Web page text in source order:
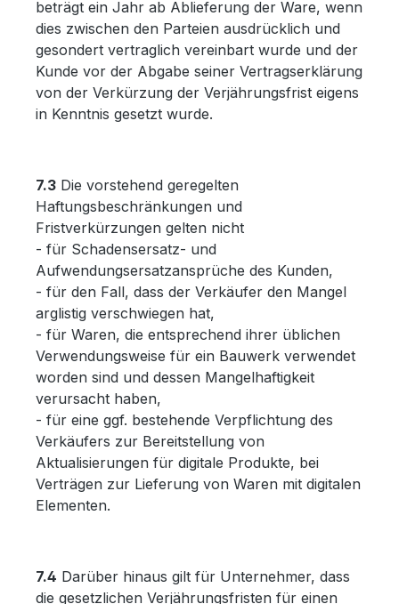
beträgt ein Jahr ab Ablieferung der Ware, wenn
dies zwischen den Parteien ausdrücklich und
gesondert vertraglich vereinbart wurde und der
Kunde vor der Abgabe seiner Vertragserklärung
von der Verkürzung der Verjährungsfrist eigens
in Kenntnis gesetzt wurde.
7.3 Die vorstehend geregelten
Haftungsbeschränkungen und
Fristverkürzungen gelten nicht
- für Schadensersatz- und
Aufwendungsersatzansprüche des Kunden,
- für den Fall, dass der Verkäufer den Mangel
arglistig verschwiegen hat,
- für Waren, die entsprechend ihrer üblichen
Verwendungsweise für ein Bauwerk verwendet
worden sind und dessen Mangelhaftigkeit
verursacht haben,
- für eine ggf. bestehende Verpflichtung des
Verkäufers zur Bereitstellung von
Aktualisierungen für digitale Produkte, bei
Verträgen zur Lieferung von Waren mit digitalen
Elementen.
7.4 Darüber hinaus gilt für Unternehmer, dass
die gesetzlichen Verjährungsfristen für einen